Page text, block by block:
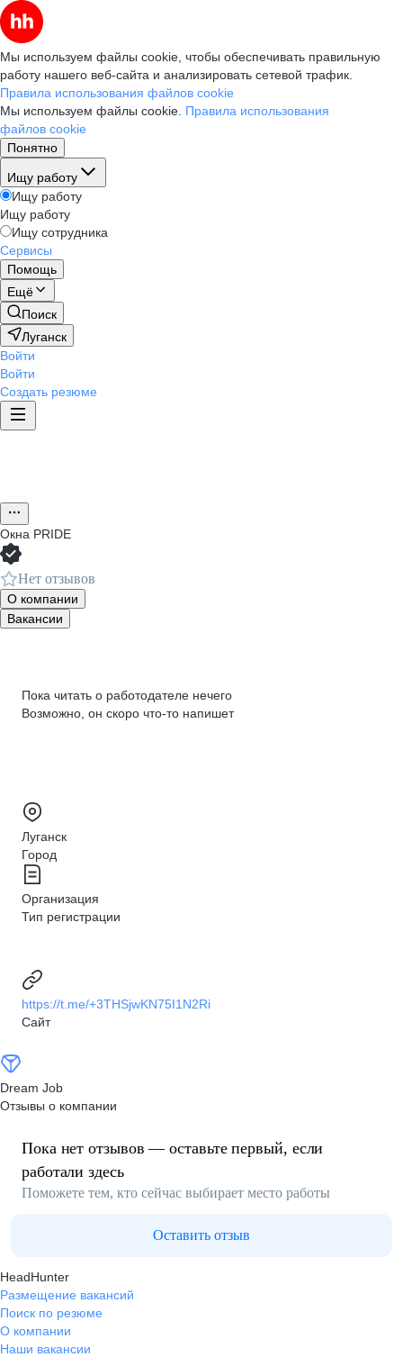
Мы используем файлы cookie, чтобы обеспечивать правильную
работу нашего веб-сайта и анализировать сетевой трафик.
Правила использования файлов cookie
Мы используем файлы cookie. Правила использования
файлов cookie
Понятно
Ищу работу
Ищу работу
Ищу работу
Ищу сотрудника
Сервисы
Помощь
Ещё
Поиск
Луганск
Войти
Войти
Создать резюме
Окна PRIDE
Нет отзывов
О компании
Вакансии
Пока читать о работодателе нечего
Возможно, он скоро что‑то напишет
Луганск
Город
Организация
Тип регистрации
https://t.me/+3THSjwKN75I1N2Ri
Сайт
Dream Job
Отзывы о компании
Пока нет отзывов — оставьте первый, если
работали здесь
Поможете тем, кто сейчас выбирает место работы
Оставить отзыв
HeadHunter
Размещение вакансий
Поиск по резюме
О компании
Наши вакансии